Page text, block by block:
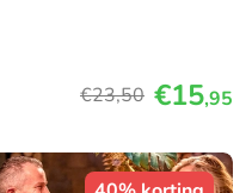
€23,50 €15,95